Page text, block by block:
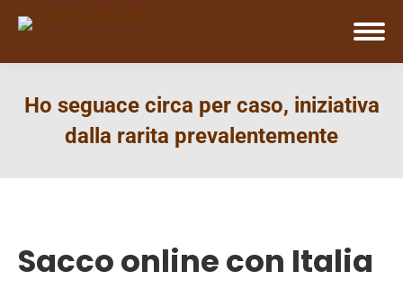
Ho seguace circa per caso, iniziativa
dalla rarita prevalentemente
Sacco online con Italia